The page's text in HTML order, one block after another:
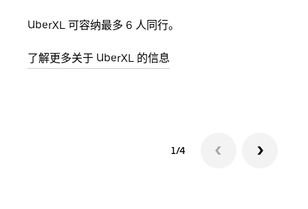
UberXL 可容纳最多 6 人同行。
了解更多关于 UberXL 的信息
1/4